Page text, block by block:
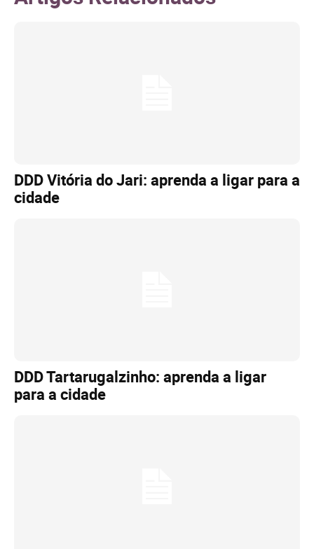
DDD Vitória do Jari: aprenda a ligar para a
cidade
DDD Tartarugalzinho: aprenda a ligar
para a cidade